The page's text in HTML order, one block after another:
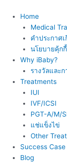
content
Home
Medical
คำประกาศ
นโยบายคุ้กกี้
Why iBaby?
รางวัลและก
Treatments
IUI
IVF/ICSI
PGT-A/M/
แช่แข็งไข่
Other
Success Case
Blog